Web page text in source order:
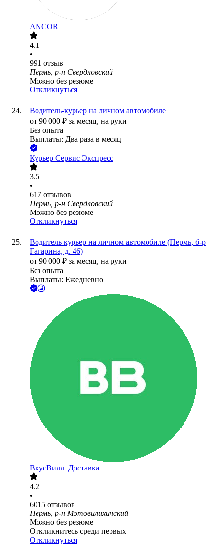
ANCOR
4.1
•
991 отзыв
Пермь, р-н Свердловский
Можно без резюме
Откликнуться
Водитель-курьер на личном автомобиле
от 90 000 ₽ за месяц, на руки
Без опыта
Выплаты: Два раза в месяц
Курьер Сервис Экспресс
3.5
•
617 отзывов
Пермь, р-н Свердловский
Можно без резюме
Откликнуться
Водитель курьер на личном автомобиле (Пермь, б-р
Гагарина, д. 46)
от 90 000 ₽ за месяц, на руки
Без опыта
Выплаты: Ежедневно
ВкусВилл. Доставка
4.2
•
6015 отзывов
Пермь, р-н Мотовилихинский
Можно без резюме
Откликнитесь среди первых
Откликнуться